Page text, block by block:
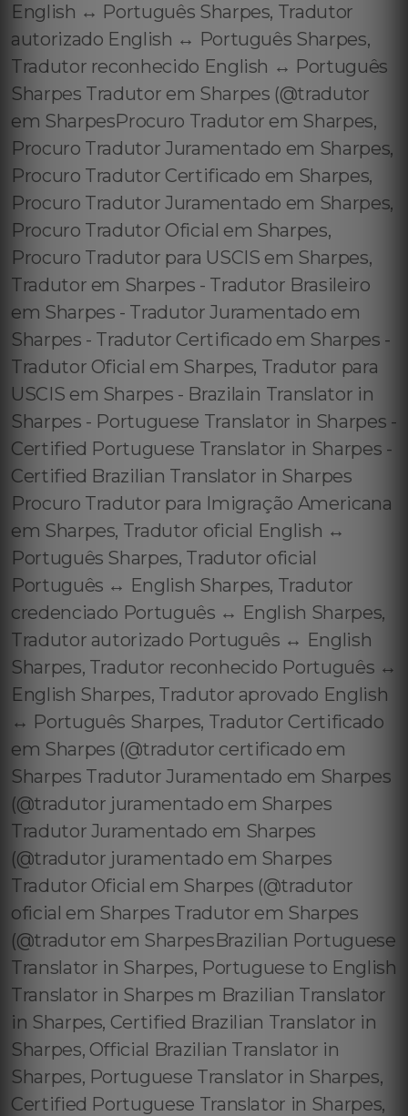
English ↔️ Português Sharpes, Tradutor
autorizado English ↔️ Português Sharpes,
Tradutor reconhecido English ↔️ Português
Sharpes Tradutor em Sharpes (@tradutor
em SharpesProcuro Tradutor em Sharpes,
Procuro Tradutor Juramentado em Sharpes,
Procuro Tradutor Certificado em Sharpes,
Procuro Tradutor Juramentado em Sharpes,
Procuro Tradutor Oficial em Sharpes,
Procuro Tradutor para USCIS em Sharpes,
Tradutor em Sharpes - Tradutor Brasileiro
em Sharpes - Tradutor Juramentado em
Sharpes - Tradutor Certificado em Sharpes -
Tradutor Oficial em Sharpes, Tradutor para
USCIS em Sharpes - Brazilain Translator in
Sharpes - Portuguese Translator in Sharpes -
Certified Portuguese Translator in Sharpes -
Certified Brazilian Translator in Sharpes
Procuro Tradutor para Imigração Americana
em Sharpes, Tradutor oficial English ↔️
Português Sharpes, Tradutor oficial
Português ↔️ English Sharpes, Tradutor
credenciado Português ↔️ English Sharpes,
Tradutor autorizado Português ↔️ English
Sharpes, Tradutor reconhecido Português ↔️
English Sharpes, Tradutor aprovado English
↔️ Português Sharpes, Tradutor Certificado
em Sharpes (@tradutor certificado em
Sharpes Tradutor Juramentado em Sharpes
(@tradutor juramentado em Sharpes
Tradutor Juramentado em Sharpes
(@tradutor juramentado em Sharpes
Tradutor Oficial em Sharpes (@tradutor
oficial em Sharpes Tradutor em Sharpes
(@tradutor em SharpesBrazilian Portuguese
Translator in Sharpes, Portuguese to English
Translator in Sharpes m Brazilian Translator
in Sharpes, Certified Brazilian Translator in
Sharpes, Official Brazilian Translator in
Sharpes, Portuguese Translator in Sharpes,
Certified Portuguese Translator in Sharpes,